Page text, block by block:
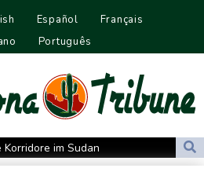
Español
Français
Português
im Sudan
Hannover